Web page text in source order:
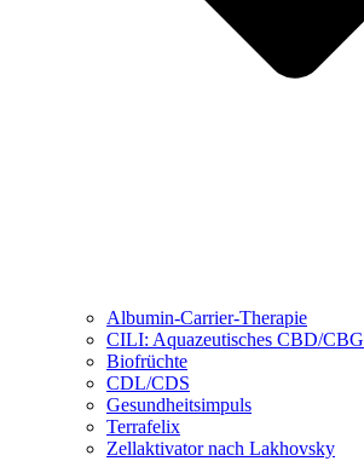
Albumin-Carrier-Therapie
CILI: Aquazeutisches CBD/CBG
Biofrüchte
CDL/CDS
Gesundheitsimpuls
Terrafelix
Zellaktivator nach Lakhovsky